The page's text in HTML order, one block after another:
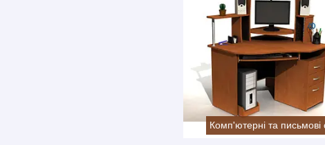
Комп'ютерні та письмові